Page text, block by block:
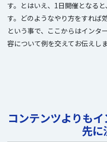
す。とはいえ、1日開催となる
す。どのようなやり方をすれば
という事で、ここからはインタ
容について例を交えてお伝えしま
コンテンツよりも
先に